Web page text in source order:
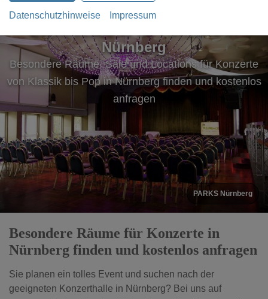
Datenschutzhinweise Impressum
Nürnberg
Besondere Räume, Säle und Locations für Konzerte
von Klassik bis Pop in Nürnberg finden und kostenlos
anfragen
PARKS Nürnberg
Besondere Räume für Konzerte in
Nürnberg finden und kostenlos anfragen
Sie planen ein tolles Event und suchen nach der
geeigneten Konzerthalle in Nürnberg? Bei uns auf